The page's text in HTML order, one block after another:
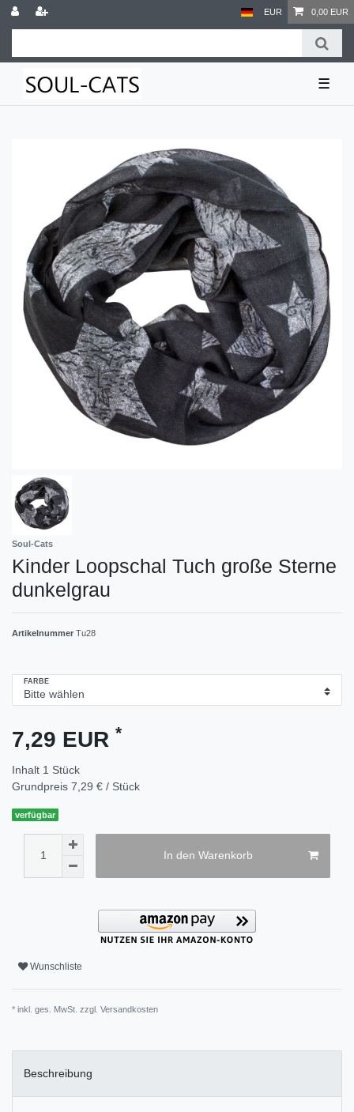
EUR 0,00 EUR
☰
Soul-Cats
Kinder Loopschal Tuch große Sterne
dunkelgrau
Artikelnummer Tu28
FARBE
7,29 EUR *
Inhalt 1 Stück
Grundpreis 7,29 € / Stück
verfügbar
In den Warenkorb
Wunschliste
* inkl. ges. MwSt. zzgl. Versandkosten
Beschreibung